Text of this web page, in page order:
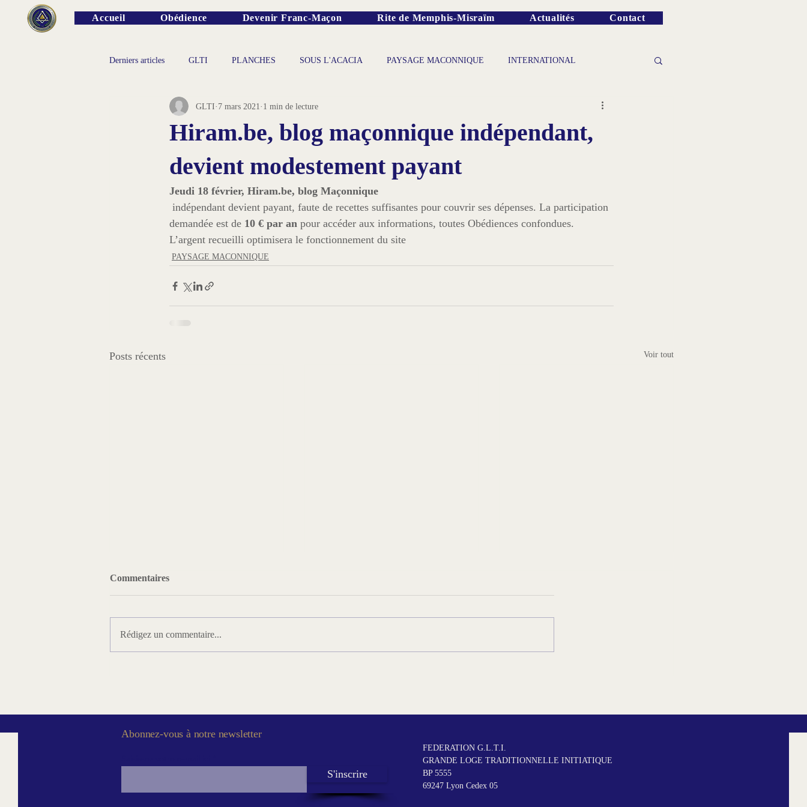
Accueil Obédience Devenir Franc-Maçon Rite de Memphis-Misraïm Actualités Contact
Derniers articles GLTI PLANCHES SOUS L'ACACIA PAYSAGE MACONNIQUE INTERNATIONAL
PERSONNALITES
Hiram.be, blog maçonnique indépendant,
devient modestement payant
GLTI 7 mars 2021 1 min de lecture
Jeudi 18 février, Hiram.be, blog Maçonnique
demandée est de 10 € par an pour accéder aux informations, toutes Obédiences confondues.
L’argent recueilli optimisera le fonctionnement du site
PAYSAGE MACONNIQUE
Posts récents Voir tout
Commentaires
Rédigez un commentaire...
Abonnez-vous à notre newsletter
S'inscrire
FEDERATION G.L.T.I.
GRANDE LOGE TRADITIONNELLE INITIATIQUE
BP 5555
69247 Lyon Cedex 05